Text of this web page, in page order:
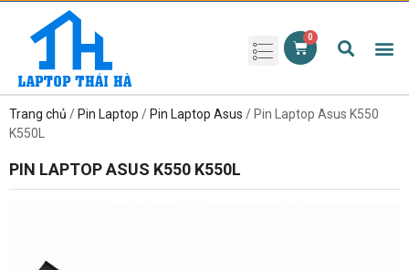
Trang chủ / Pin Laptop / Pin Laptop Asus / Pin Laptop Asus K550
K550L
PIN LAPTOP ASUS K550 K550L